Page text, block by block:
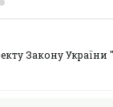
Закону України